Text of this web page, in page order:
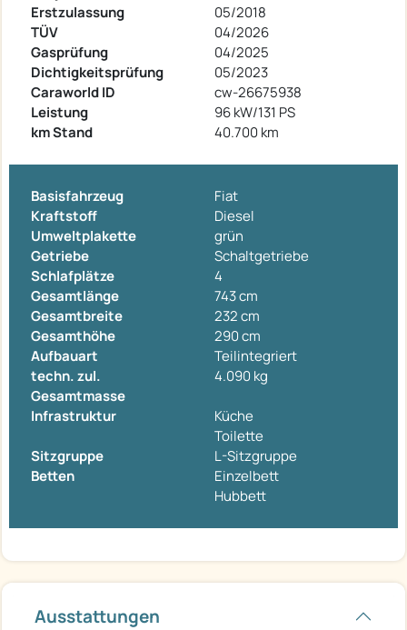
Erstzulassung
05/2018
TÜV
04/2026
Gasprüfung
04/2025
Dichtigkeitsprüfung
05/2023
Caraworld ID
cw-26675938
Leistung
96 kW/131 PS
km Stand
40.700 km
Basisfahrzeug
Fiat
Kraftstoff
Diesel
Umweltplakette
grün
Getriebe
Schaltgetriebe
Schlafplätze
4
Gesamtlänge
743 cm
Gesamtbreite
232 cm
Gesamthöhe
290 cm
Aufbauart
Teilintegriert
techn. zul.
Gesamtmasse
4.090 kg
Infrastruktur
Küche
Toilette
Sitzgruppe
L-Sitzgruppe
Betten
Einzelbett
Hubbett
Ausstattungen